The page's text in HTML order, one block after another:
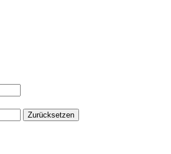
Zurücksetzen